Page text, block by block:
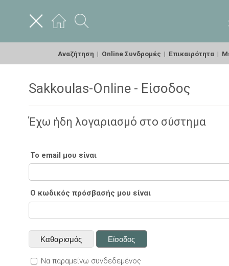
Αναζήτηση | Online Συνδρομές | Επικαιρότητα |
Sakkoulas-Online - Είσοδος
Έχω ήδη λογαριασμό στο σύστημα
Το email μου είναι
Ο κωδικός πρόσβασής μου είναι
Να παραμείνω συνδεδεμένος